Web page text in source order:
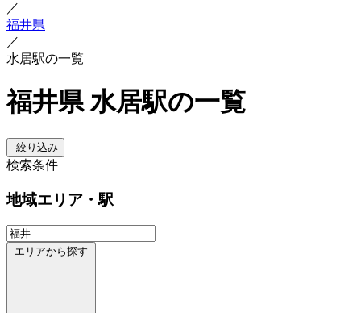
／
福井県
／
水居駅の一覧
福井県 水居駅の一覧
絞り込み
検索条件
地域エリア・駅
エリアから探す